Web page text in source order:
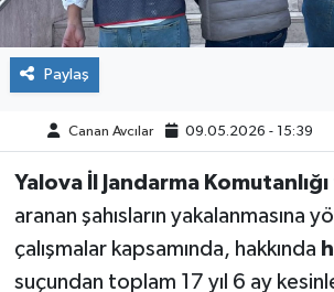
Paylaş
Canan Avcılar 09.05.2026 - 15:39
Yalova İl Jandarma Komutanlığı
aranan şahısların yakalanmasına
çalışmalar kapsamında, hakkında
suçundan toplam 17 yıl 6 ay